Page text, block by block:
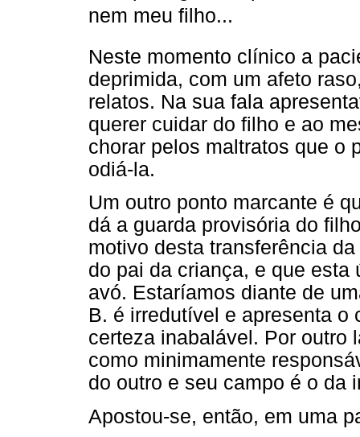
nem meu filho...
Neste momento clínico a
deprimida, com um afeto
relatos. Na sua fala
querer cuidar do filho e ao
chorar pelos maltratos que o
odiá-la.
Um outro ponto marcante é
dá a guarda provisória do
motivo desta transferência
do pai da criança, e que
avó. Estaríamos diante de
B. é irredutível e apresenta o
certeza inabalável. Por outro
como minimamente
do outro e seu campo é o da
Apostou-se, então, em uma